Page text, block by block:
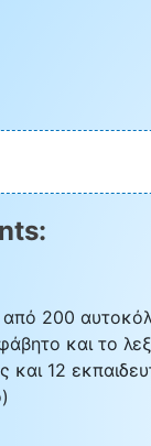
200
και το
και 12